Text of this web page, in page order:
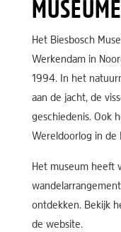
Het Biesbosch
Werkendam in
1994. In het
aan de jacht, de
geschiedenis. Ook
Wereldoorlog in de
Het museum heeft
ontdekken. Bekijk
de website.